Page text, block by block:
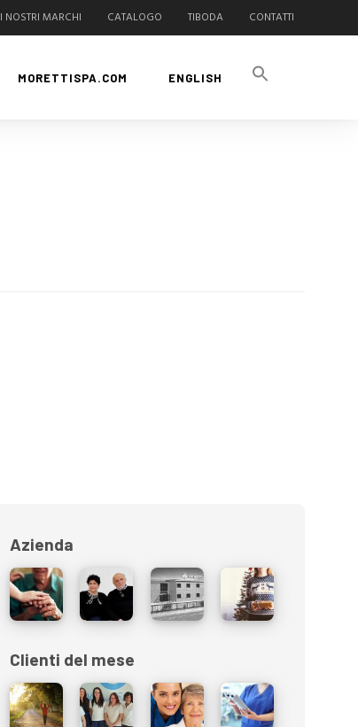
I NOSTRI MARCHI CATALOGO TIBODA CONTATTI
MORETTISPA.COM ENGLISH
Azienda
Clienti del mese